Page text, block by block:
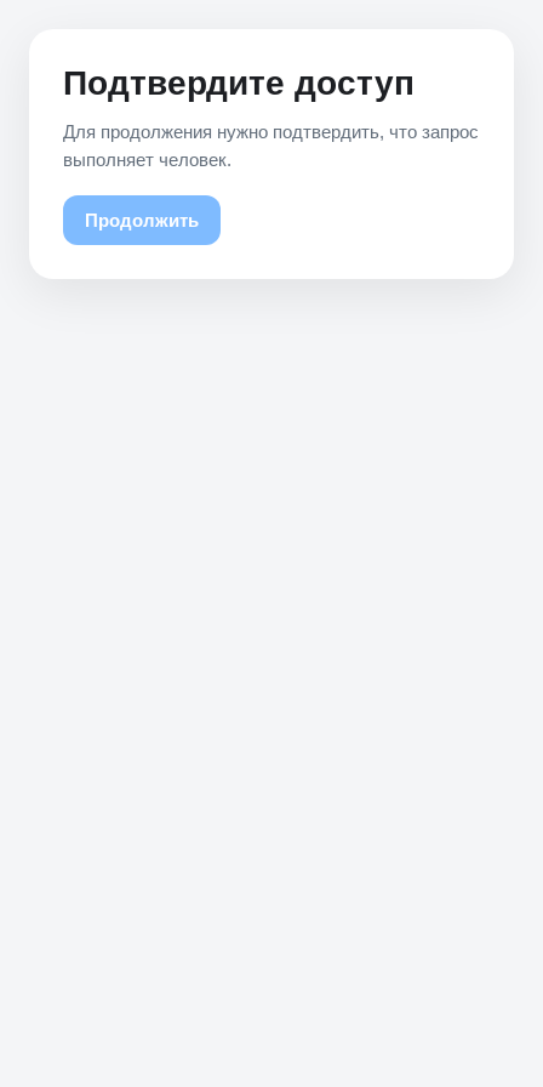
Подтвердите доступ
Для продолжения нужно подтвердить, что запрос
выполняет человек.
Продолжить